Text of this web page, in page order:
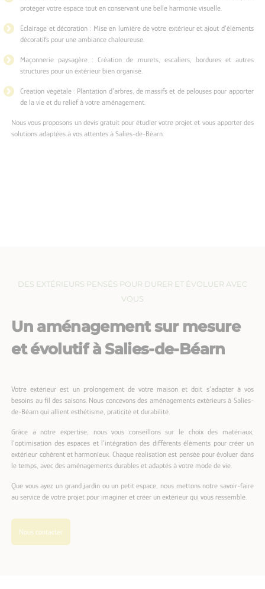
protéger votre espace tout en conservant une belle harmonie visuelle.
Éclairage et décoration : Mise en lumière de votre extérieur et ajout d’éléments
décoratifs pour une ambiance chaleureuse.
Maçonnerie paysagère : Création de murets, escaliers, bordures et autres
structures pour un extérieur bien organisé.
Création végétale : Plantation d’arbres, de massifs et de pelouses pour apporter
de la vie et du relief à votre aménagement.
Nous vous proposons un devis gratuit pour étudier votre projet et vous apporter des
solutions adaptées à vos attentes à Salies-de-Béarn.
DES EXTÉRIEURS PENSÉS POUR DURER ET ÉVOLUER AVEC
VOUS
Un aménagement sur mesure
et évolutif à Salies-de-Béarn
Votre extérieur est un prolongement de votre maison et doit s’adapter à vos
besoins au fil des saisons. Nous concevons des aménagements extérieurs à Salies-
de-Béarn qui allient esthétisme, praticité et durabilité.
Grâce à notre expertise, nous vous conseillons sur le choix des matériaux,
l’optimisation des espaces et l’intégration des différents éléments pour créer un
extérieur cohérent et harmonieux. Chaque réalisation est pensée pour évoluer dans
le temps, avec des aménagements durables et adaptés à votre mode de vie.
Que vous ayez un grand jardin ou un petit espace, nous mettons notre savoir-faire
au service de votre projet pour imaginer et créer un extérieur qui vous ressemble.
Nous contacter